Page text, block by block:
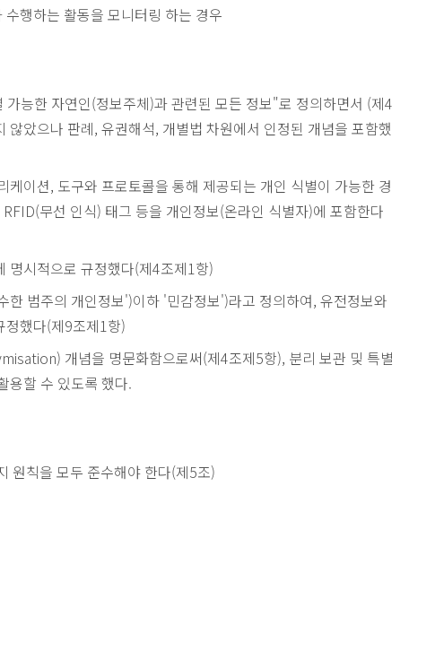
행하는 활동을 모니터링 하는 경우
능한 자연인(정보주체)과 관련된 모든 정보"로 정의하면서 (제4
았으나 판례, 유권해석, 개별법 차원에서 인정된 개념을 포함했
케이션, 도구와 프로토콜을 통해 제공되는 개인 식별이 가능한 경
무선 인식) 태그 등을 개인정보(온라인 식별자)에 포함한다
명시적으로 규정했다(제4조제1항)
한 범주의 개인정보')이하 '민감정보')라고 정의하여, 유전정보와
정했다(제9조제1항)
개념을 명문화함으로써(제4조제5항), 분리 보관 및 특별
용할 수 있도록 했다.
원칙을 모두 준수해야 한다(제5조)